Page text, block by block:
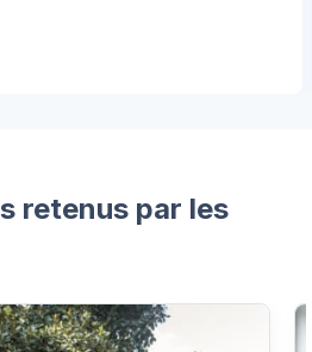
retenus par les